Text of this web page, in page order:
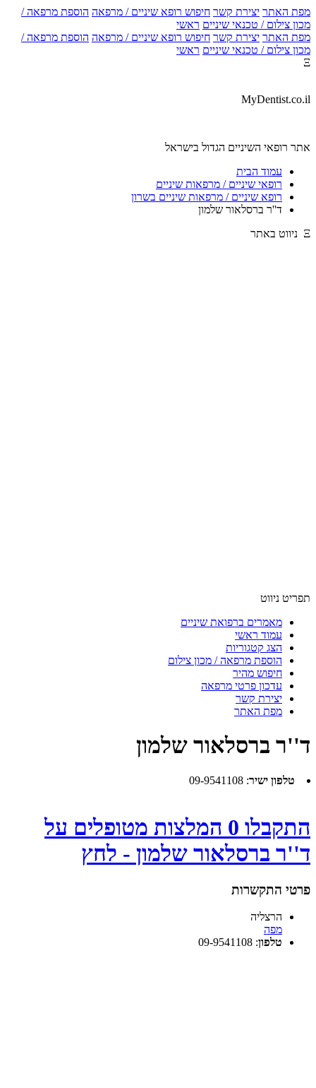
מפת האתר יצירת קשר חיפוש רופא שיניים / מרפאה הוספת מרפאה /
מכון צילום / טכנאי שיניים ראשי
מפת האתר יצירת קשר חיפוש רופא שיניים / מרפאה הוספת מרפאה /
מכון צילום / טכנאי שיניים ראשי
Ξ
MyDentist.co.il
אתר רופאי השיניים הגדול בישראל
עמוד הבית
רופאי שיניים / מרפאות שיניים
רופא שיניים / מרפאות שיניים בשרון
ד''ר ברסלאור שלמון
Ξ ניווט באתר
תפריט ניווט
מאמרים ברפואת שיניים
עמוד ראשי
הצג קטגוריות
הוספת מרפאה / מכון צילום
חיפוש מהיר
עדכון פרטי מרפאה
יצירת קשר
מפת האתר
ד''ר ברסלאור שלמון
טלפון ישיר:
09-9541108
התקבלו 0 המלצות מטופלים על
ד''ר ברסלאור שלמון - לחץ
פרטי התקשרות
הרצליה
מפה
טלפון:
09-9541108